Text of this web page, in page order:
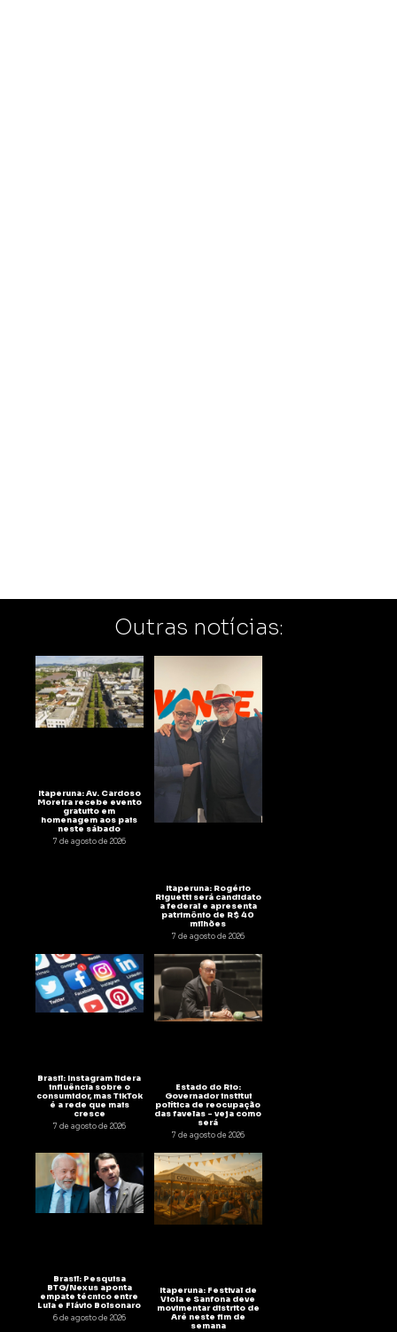
Outras notícias:
Itaperuna: Av. Cardoso
Moreira recebe evento
gratuito em
homenagem aos pais
neste sábado
7 de agosto de 2026
Itaperuna: Rogério
Riguetti será candidato
a federal e apresenta
patrimônio de R$ 40
milhões
7 de agosto de 2026
Brasil: Instagram lidera
influência sobre o
consumidor, mas TikTok
é a rede que mais
cresce
7 de agosto de 2026
Estado do Rio:
Governador institui
política de reocupação
das favelas – veja como
será
7 de agosto de 2026
Brasil: Pesquisa
BTG/Nexus aponta
empate técnico entre
Lula e Flávio Bolsonaro
6 de agosto de 2026
Itaperuna: Festival de
Viola e Sanfona deve
movimentar distrito de
Aré neste fim de
semana